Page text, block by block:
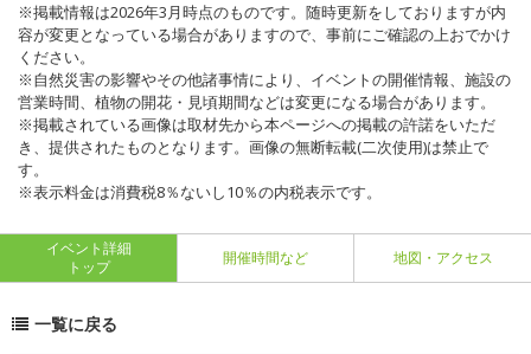
※掲載情報は2026年3月時点のものです。随時更新をしておりますが内
容が変更となっている場合がありますので、事前にご確認の上おでかけ
ください。
※自然災害の影響やその他諸事情により、イベントの開催情報、施設の
営業時間、植物の開花・見頃期間などは変更になる場合があります。
※掲載されている画像は取材先から本ページへの掲載の許諾をいただ
き、提供されたものとなります。画像の無断転載(二次使用)は禁止で
す。
※表示料金は消費税8％ないし10％の内税表示です。
イベント詳細
トップ
開催時間など 地図・アクセス
一覧に戻る